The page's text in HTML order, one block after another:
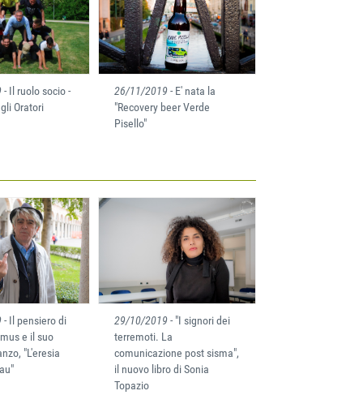
- Il ruolo socio -
Oratori
26/11/2019- E' nata la
"Recovery beer Verde
Pisello"
- Il pensiero di
e il suo
"L'eresia
29/10/2019- "I signori dei
terremoti. La
comunicazione post sisma",
il nuovo libro di Sonia
Topazio